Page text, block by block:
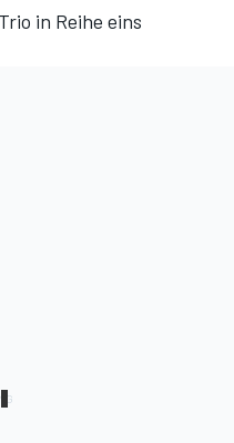
in Reihe eins